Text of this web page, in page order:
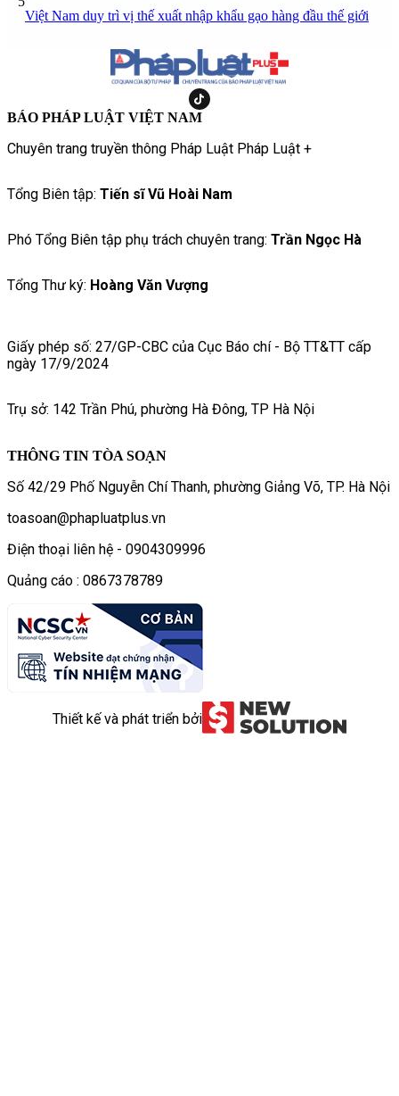
Việt Nam duy trì vị thế xuất nhập khẩu gạo hàng đầu thế giới
BÁO PHÁP LUẬT VIỆT NAM
Chuyên trang truyền thông Pháp Luật Pháp Luật +
Tổng Biên tập: Tiến sĩ Vũ Hoài Nam
Phó Tổng Biên tập phụ trách chuyên trang: Trần Ngọc Hà
Tổng Thư ký: Hoàng Văn Vượng
Giấy phép số: 27/GP-CBC của Cục Báo chí - Bộ TT&TT cấp
ngày 17/9/2024
Trụ sở: 142 Trần Phú, phường Hà Đông, TP Hà Nội
THÔNG TIN TÒA SOẠN
Số 42/29 Phố Nguyễn Chí Thanh, phường Giảng Võ, TP. Hà Nội
toasoan@phapluatplus.vn
Điện thoại liên hệ - 0904309996
Quảng cáo : 0867378789
Thiết kế và phát triển bởi